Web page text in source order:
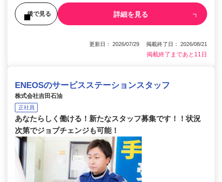
後で見る 詳細を見る
更新日： 2026/07/29 掲載終了日： 2026/08/21
掲載終了まであと11日
ENEOSのサービスステーションスタッフ
株式会社吉田石油
正社員
あなたらしく働ける！新たなスタッフ募集です！！状況
次第でジョブチェンジも可能！